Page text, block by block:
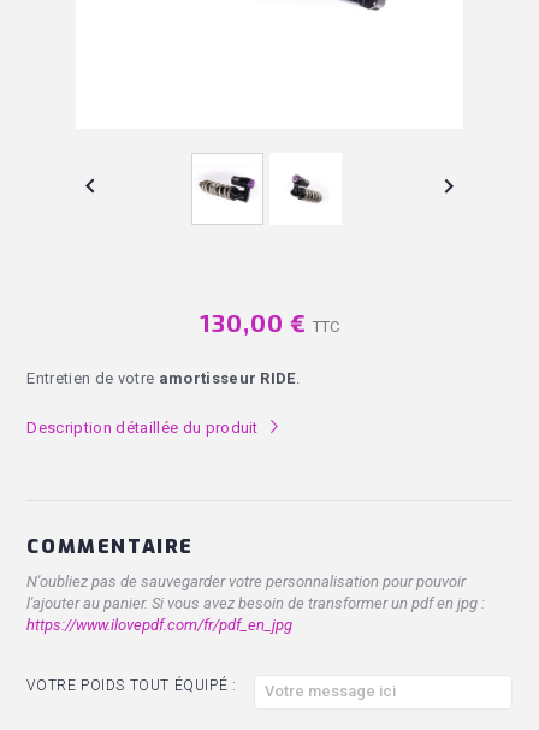
 
130,00 € TTC
Entretien de votre amortisseur RIDE
Description détaillée du produit l
COMMENTAIRE
N'oubliez pas de sauvegarder votre personnalisation pour pouvoir
l'ajouter au panier. Si vous avez besoin de transformer un pdf en jpg :
https://www.ilovepdf.com/fr/pdf_en_jpg
VOTRE POIDS TOUT ÉQUIPÉ :